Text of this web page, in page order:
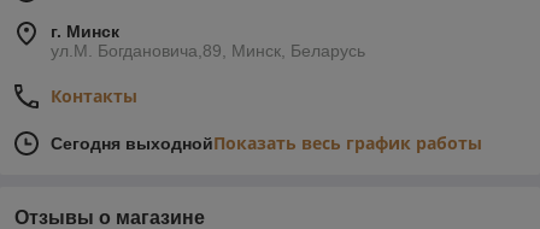
г. Минск
ул.М. Богдановича,89, Минск, Беларусь
Контакты
Сегодня выходнойПоказать весь график работы
Отзывы о магазине